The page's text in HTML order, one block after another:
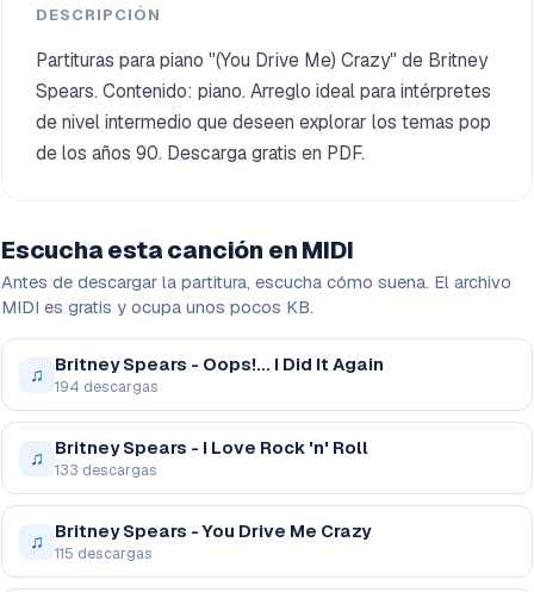
DESCRIPCIÓN
Partituras para piano "(You Drive Me) Crazy" de Britney
Spears. Contenido: piano. Arreglo ideal para intérpretes
de nivel intermedio que deseen explorar los temas pop
de los años 90. Descarga gratis en PDF.
Escucha esta canción en MIDI
Antes de descargar la partitura, escucha cómo suena. El archivo
MIDI es gratis y ocupa unos pocos KB.
♫ Britney Spears - Oops!... I Did It Again
194 descargas
♫ Britney Spears - I Love Rock 'n' Roll
133 descargas
♫ Britney Spears - You Drive Me Crazy
115 descargas